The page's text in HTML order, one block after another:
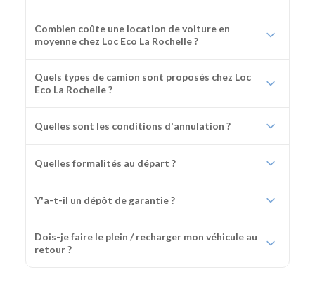
Combien coûte une location de voiture en
moyenne chez Loc Eco La Rochelle ?
Quels types de camion sont proposés chez Loc
Eco La Rochelle ?
Quelles sont les conditions d'annulation ?
Quelles formalités au départ ?
Y'a-t-il un dépôt de garantie ?
Dois-je faire le plein / recharger mon véhicule au
retour ?